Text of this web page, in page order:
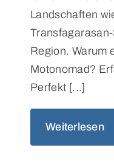
Landschaften
Region. Warum
Motonomad?
Perfekt [...]
Weiterlesen